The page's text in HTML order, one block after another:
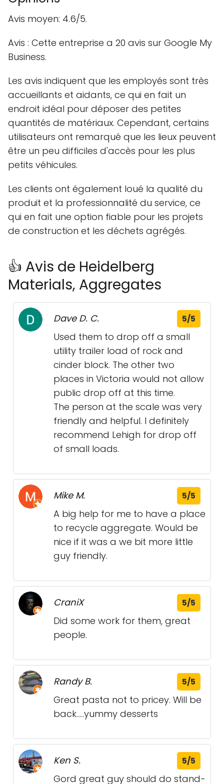
Avis moyen: 4.6/5.
Avis : Cette entreprise a 20 avis sur Google My
Business.
Les avis indiquent que les employés sont très
accueillants et aidants, ce qui en fait un
endroit idéal pour déposer des petites
quantités de matériaux. Cependant, certains
utilisateurs ont remarqué que les lieux peuvent
être un peu difficiles d'accès pour les plus
petits véhicules.
Les clients ont également loué la qualité du
produit et la professionnalité du service, ce
qui en fait une option fiable pour les projets
de construction et les déchets agrégés.
👍 Avis de Heidelberg
Materials, Aggregates
Dave D. C. 5/5
Used them to drop off a small
utility trailer load of rock and
cinder block. The other two
places in Victoria would not allow
public drop off at this time.
The person at the scale was very
friendly and helpful. I definitely
recommend Lehigh for drop off
of small loads.
Mike M. 5/5
A big help for me to have a place
to recycle aggregate. Would be
nice if it was a we bit more little
guy friendly.
CraniX 5/5
Did some work for them, great
people.
Randy B. 5/5
Great pasta not to pricey. Will be
back.....yummy desserts
Ken S. 5/5
Gord great guy should do stand-